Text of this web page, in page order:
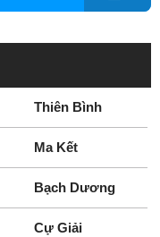
Thiên Bình
Ma Kết
Bạch Dương
Cự Giải